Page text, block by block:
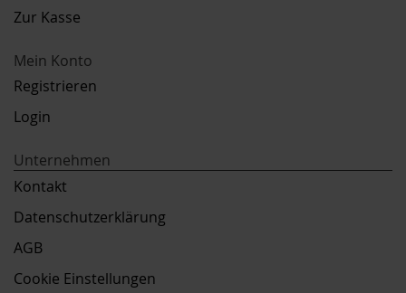
Zur Kasse
Mein Konto
Registrieren
Login
Unternehmen
Kontakt
Datenschutzerklärung
AGB
Cookie Einstellungen